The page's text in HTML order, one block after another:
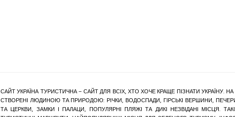
САЙТ УКРАЇНА ТУРИСТИЧНА – САЙТ ДЛЯ ВСІХ, ХТО ХОЧЕ КРАЩЕ ПІЗНАТИ УКРАЇНУ.
СТВОРЕНІ ЛЮДИНОЮ ТА ПРИРОДОЮ: РІЧКИ, ВОДОСПАДИ, ГІРСЬКІ ВЕРШИНИ,
ТА ЦЕРКВИ, ЗАМКИ І ПАЛАЦИ, ПОПУЛЯРНІ ПЛЯЖІ ТА ДИКІ НЕЗВІДАНІ